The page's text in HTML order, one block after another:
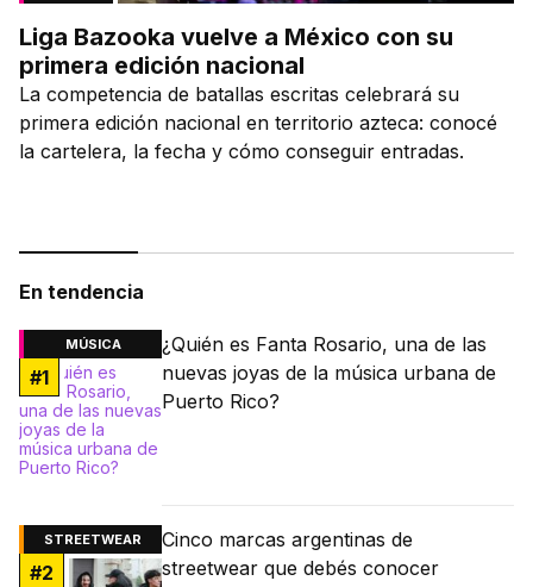
Liga Bazooka vuelve a México con su
primera edición nacional
La competencia de batallas escritas celebrará su
primera edición nacional en territorio azteca: conocé
la cartelera, la fecha y cómo conseguir entradas.
En tendencia
MÚSICA
#1
¿Quién es Fanta Rosario, una de las
nuevas joyas de la música urbana de
Puerto Rico?
STREETWEAR
#2
Cinco marcas argentinas de
streetwear que debés conocer